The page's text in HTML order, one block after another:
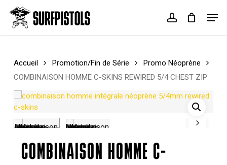
main
account
Cart Close
Accueil Promotion/Fin de Série
Promo Néoprène
COMBINAISON HOMME C-SKINS REWIRED 5/4 CHEST ZIP
COMBINAISON HOMME C-